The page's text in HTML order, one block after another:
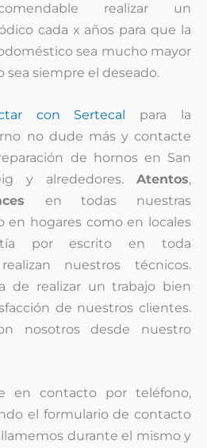
realizar un
cada x años para que la
sea mucho mayor
siempre el deseado.
con Sertecal para la
no dude más y contacte
de hornos en San
y alrededores. Atentos,
en todas nuestras
en hogares como en locales
por escrito en toda
nuestros técnicos.
de realizar un trabajo bien
de nuestros clientes.
nosotros desde nuestro
en contacto por teléfono,
el formulario de contacto
durante el mismo y